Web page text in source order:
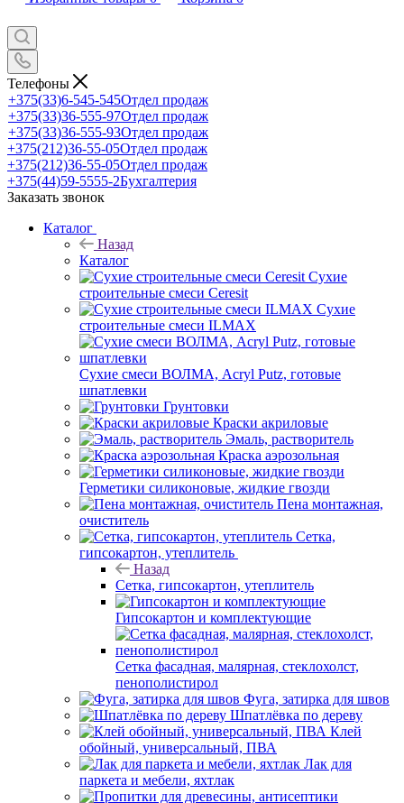
Телефоны
+375(33)6-545-545Отдел продаж
+375(33)36-555-97Отдел продаж
+375(33)36-555-93Отдел продаж
+375(212)36-55-05Отдел продаж
+375(212)36-55-05Отдел продаж
+375(44)59-5555-2Бухгалтерия
Заказать звонок
Каталог
Назад
Каталог
Сухие
строительные смеси Ceresit
Сухие
строительные смеси ILMAX
Сухие смеси ВОЛМА, Acryl Putz, готовые
шпатлевки
Грунтовки
Краски акриловые
Эмаль, растворитель
Краска аэрозольная
Герметики силиконовые, жидкие гвозди
Пена монтажная,
очиститель
Сетка,
гипсокартон, утеплитель
Назад
Сетка, гипсокартон, утеплитель
Гипсокартон и комплектующие
Сетка фасадная, малярная, стеклохолст,
пенополистирол
Фуга, затирка для швов
Шпатлёвка по дереву
Клей
обойный, универсальный, ПВА
Лак для
паркета и мебели, яхтлак